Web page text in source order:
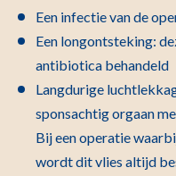
Een infectie van de
Een longontsteking:
antibiotica behandeld
Langdurige
sponsachtig orgaan
Bij een operatie
wordt dit vlies altijd